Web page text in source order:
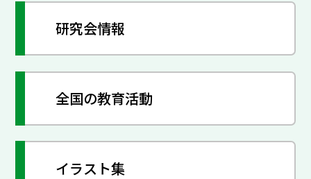
研究会情報
全国の教育活動
イラスト集